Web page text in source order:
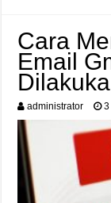
Cara
Email
administrator 3